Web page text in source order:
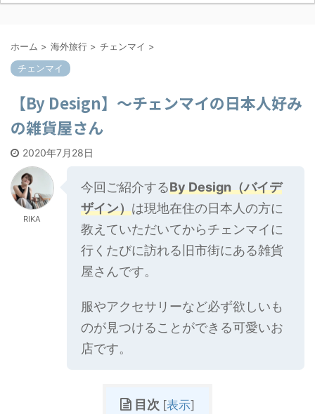
ホーム > 海外旅行 > チェンマイ >
チェンマイ
【By Design】～チェンマイの日本人好み
の雑貨屋さん
2020年7月28日
RIKA
今回ご紹介するBy Design（バイデ
ザイン）は現地在住の日本人の方に
教えていただいてからチェンマイに
行くたびに訪れる旧市街にある雑貨
屋さんです。
服やアクセサリーなど必ず欲しいも
のが見つけることができる可愛いお
店です。
目次 [表示]